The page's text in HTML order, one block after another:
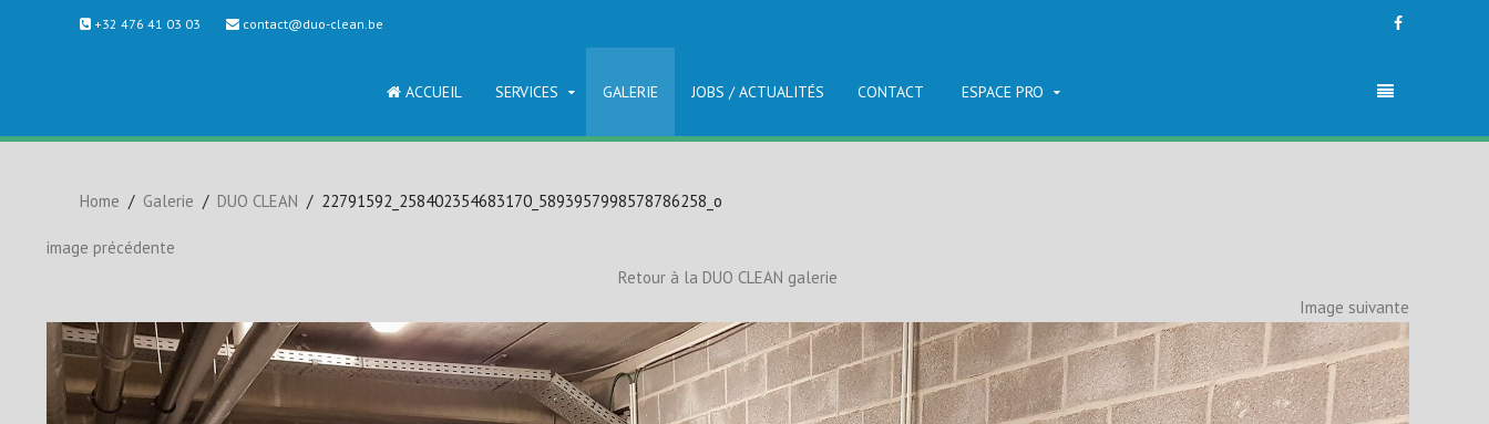
+32 476 41 03 03 contact@duo-clean.be
ACCUEIL SERVICES GALERIE JOBS / ACTUALITÉS CONTACT ESPACE PRO
Home Galerie DUO CLEAN 22791592_258402354683170_5893957998578786258_o
image précédente
Retour à la DUO CLEAN galerie
Image suivante